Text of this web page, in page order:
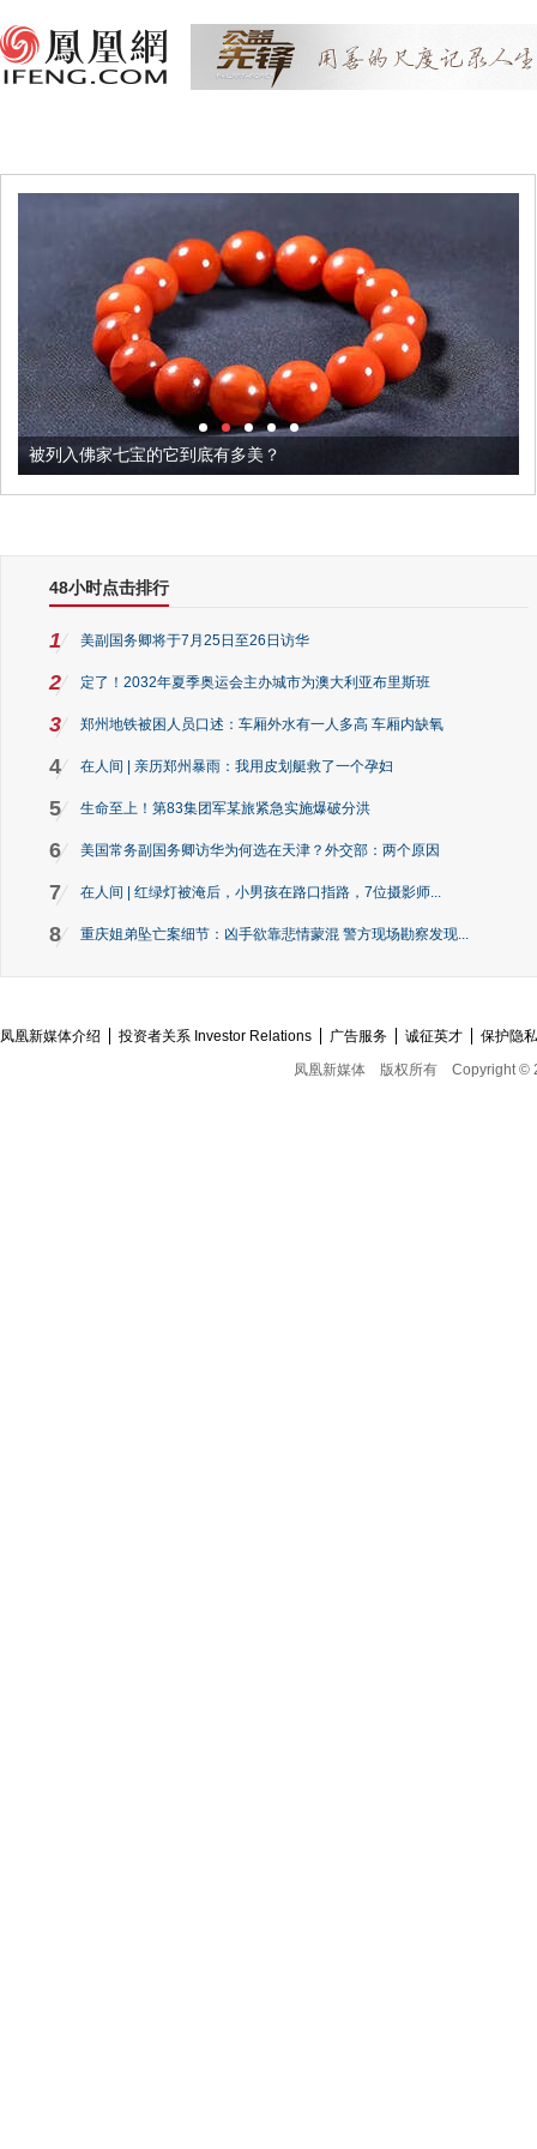
被列入佛家七宝的它到底有多美？
48小时点击排行
1 美副国务卿将于7月25日至26日访华
2 定了！2032年夏季奥运会主办城市为澳大利亚布里斯班
3 郑州地铁被困人员口述：车厢外水有一人多高 车厢内缺氧
4 在人间 | 亲历郑州暴雨：我用皮划艇救了一个孕妇
5 生命至上！第83集团军某旅紧急实施爆破分洪
6 美国常务副国务卿访华为何选在天津？外交部：两个原因
7 在人间 | 红绿灯被淹后，小男孩在路口指路，7位摄影师...
8 重庆姐弟坠亡案细节：凶手欲靠悲情蒙混 警方现场勘察发现...
凤凰新媒体介绍 投资者关系 Investor Relations 广告服务 诚征英才
保护隐
凤凰新媒体
版权所有 Copyright ©